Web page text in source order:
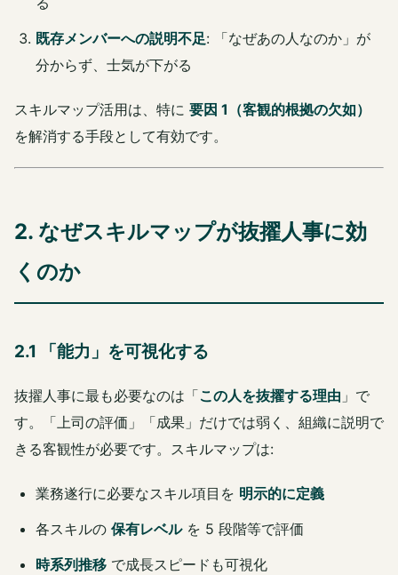
既存メンバーへの説明不足: 「なぜあの人なのか」が
分からず、士気が下がる
スキルマップ活用は、特に 要因 1（客観的根拠の欠如）
を解消する手段として有効です。
2. なぜスキルマップが抜擢人事に効
くのか
2.1 「能力」を可視化する
抜擢人事に最も必要なのは「この人を抜擢する理由 」で
す。「上司の評価」「成果」だけでは弱く、組織に説明で
きる客観性が必要です。スキルマップは:
業務遂行に必要なスキル項目を 明示的に定義
各スキルの 保有レベルを 5 段階等で評価
時系列推移 で成長スピードも可視化